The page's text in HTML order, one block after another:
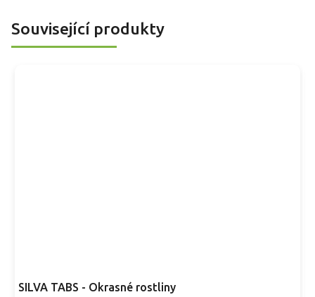
Související produkty
SILVA TABS - Okrasné rostliny